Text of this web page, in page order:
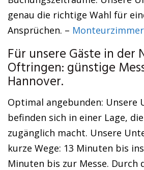
genau die richtige Wahl für
Ansprüchen. –
Für unsere Gäste in der
Oftringen: günstige
Hannover.
Optimal angebunden: Unsere
befinden sich in einer Lage,
zugänglich macht. Unsere
kurze Wege: 13 Minuten bis
Minuten bis zur Messe. Durch